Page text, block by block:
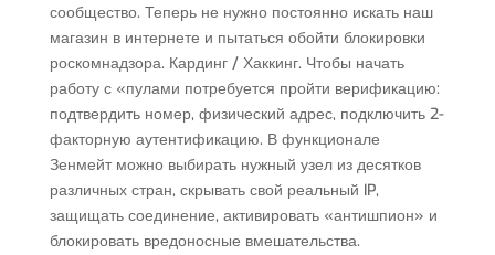
сообщество. Теперь не нужно постоянно искать наш
магазин в интернете и пытаться обойти блокировки
роскомнадзора. Кардинг / Хаккинг. Чтобы начать
работу с «пулами потребуется пройти верификацию:
подтвердить номер, физический адрес, подключить 2-
факторную аутентификацию. В функционале
Зенмейт можно выбирать нужный узел из десятков
различных стран, скрывать свой реальный IP,
защищать соединение, активировать «антишпион» и
блокировать вредоносные вмешательства.